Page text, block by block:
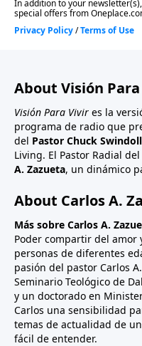
About Visión
Visión Para Vivir es la
programa de radio que
del Pastor Chuck Swindoll
Living. El Pastor Radial
A. Zazueta, un dinámico
About Carlos A.
Más sobre Carlos A.
Poder compartir del amor
personas de diferentes
pasión del pastor Carlos
Seminario Teológico de
y un doctorado en
Carlos una sensibilidad
temas de actualidad de
fácil de entender.